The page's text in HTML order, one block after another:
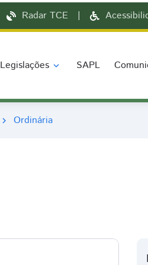
Radar TCE |
Legislações expand_more SAPL
chevron_right Ordinária